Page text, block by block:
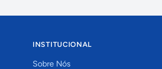
INSTITUCIONAL
Sobre Nós